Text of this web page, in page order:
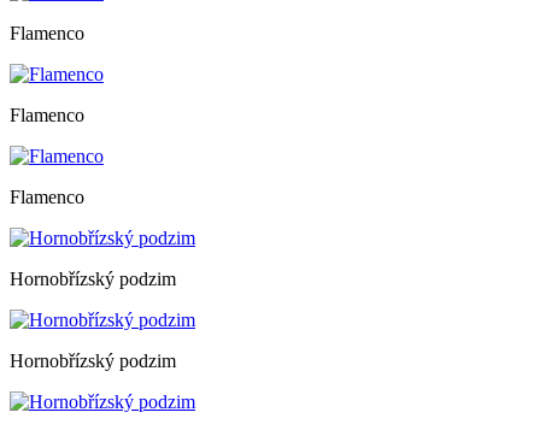
Flamenco
Flamenco
Flamenco
Hornobřízský podzim
Hornobřízský podzim